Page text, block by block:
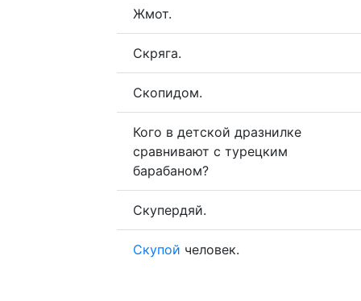
Жмот.
Скряга.
Скопидом.
Кого в детской дразнилке
сравнивают с турецким
барабаном?
Скупердяй.
Скупой человек.